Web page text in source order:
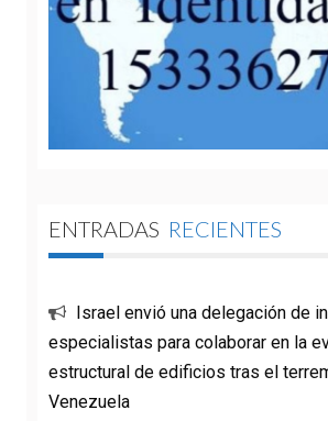
ENTRADAS RECIENTES
Israel envió una delegación de
especialistas para colaborar en la
estructural de edificios tras el
Venezuela